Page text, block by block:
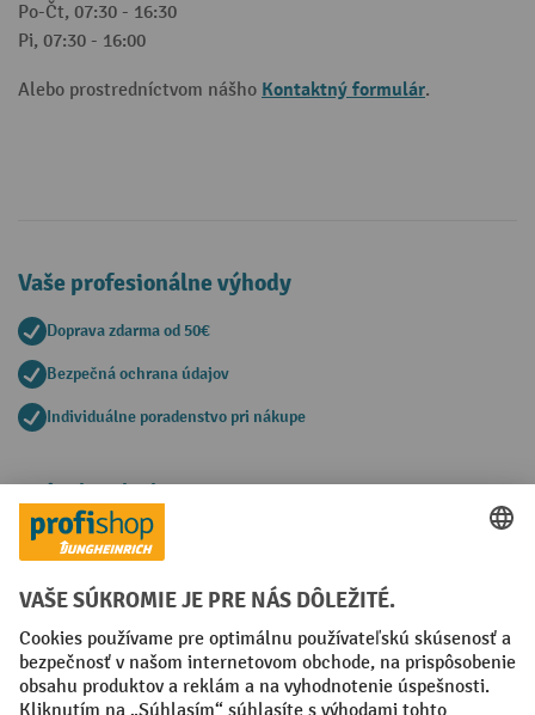
Po-Čt, 07:30 - 16:30
Pi, 07:30 - 16:00
Alebo prostredníctvom nášho Kontaktný formulár.
Vaše profesionálne výhody
Doprava zdarma od 50€
Bezpečná ochrana údajov
Individuálne poradenstvo pri nákupe
Spôsoby platby
Creditcard (Master)Creditcard (Visa)
Faktúra Predplatba
Sociálne siete